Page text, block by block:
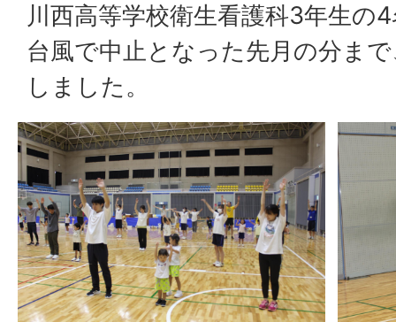
川西高等学校衛生看護科3年生の
台風で中止となった先月の分ま
しました。